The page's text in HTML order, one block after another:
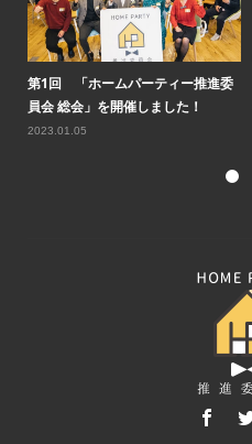
第1回 「ホームパーティー推進委
員会 総会」を開催しました！
2023.01.05